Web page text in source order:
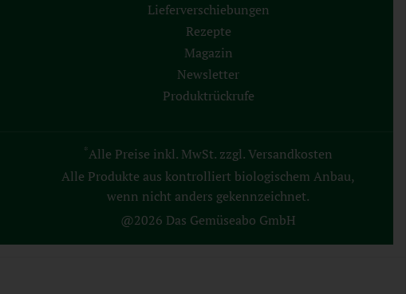
Lieferverschiebungen
Rezepte
Magazin
Newsletter
Produktrückrufe
*Alle Preise inkl. MwSt. zzgl. Versandkosten
Alle Produkte aus kontrolliert biologischem Anbau,
wenn nicht anders gekennzeichnet.
@2026 Das Gemüseabo GmbH